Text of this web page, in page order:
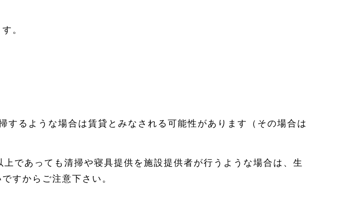
。
るような場合は賃貸とみなされる可能性があります（その場合は
であっても清掃や寝具提供を施設提供者が行うような場合は、生
すからご注意下さい。